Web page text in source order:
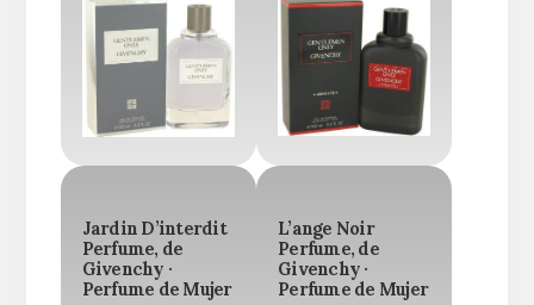
Jardin D’interdit
Perfume, de
Givenchy ·
Perfume de Mujer
L’ange Noir
Perfume, de
Givenchy ·
Perfume de Mujer